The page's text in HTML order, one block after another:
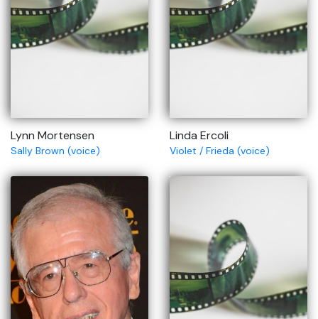
Lynn Mortensen
Sally Brown (voice)
Linda Ercoli
Violet / Frieda (voice)